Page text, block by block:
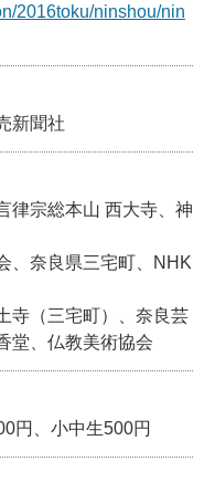
2016toku/ninshou/nin
新聞社
律宗総本山 西大寺、神
、奈良県三宅町、NHK
寺（三宅町）、奈良芸
堂、仏教美術協会
円、小中生500円